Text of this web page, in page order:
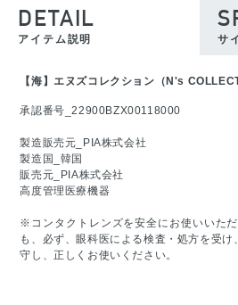
DETAIL
アイテム説明 サ
【海】エヌズコレクション（N's
承認番号_22900BZX00118000
製造販売元_PIA株式会社
製造国_韓国
販売元_PIA株式会社
高度管理医療機器
※コンタクトレンズを安全にお使いいた
も、必ず、眼科医による検査・処方を受
守し、正しくお使いください。